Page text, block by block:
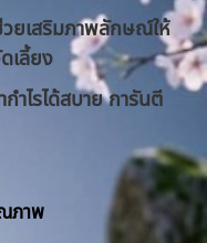
ยเสริมภาพลักษณ์ให้
เลี้ยง
ำไรได้สบาย การันตี
ณภาพ